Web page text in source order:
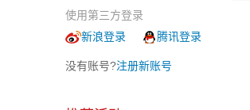
使用第三方登录
新浪登录
腾讯登录
没有账号?注册新账号